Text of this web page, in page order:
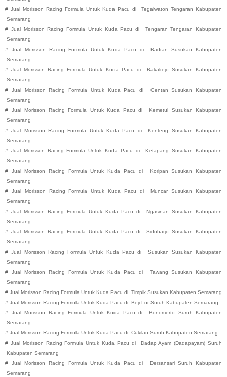
# Jual Morisson Racing Formula Untuk Kuda Pacu di Tegalwaton Tengaran
Kabupaten
Semarang
# Jual Morisson Racing Formula Untuk Kuda Pacu di Tengaran Tengaran
Kabupaten
Semarang
#
Jual Morisson Racing Formula Untuk Kuda Pacu di Badran Susukan
Kabupaten
Semarang
# Jual Morisson Racing Formula Untuk Kuda Pacu di Bakalrejo Susukan
Kabupaten
Semarang
#
Jual Morisson Racing Formula Untuk Kuda Pacu di Gentan Susukan
Kabupaten
Semarang
#
Jual Morisson Racing Formula Untuk Kuda Pacu di Kemetul Susukan
Kabupaten
Semarang
# Jual Morisson Racing Formula Untuk Kuda Pacu di Kenteng Susukan
Kabupaten
Semarang
# Jual Morisson Racing Formula Untuk Kuda Pacu di Ketapang Susukan
Kabupaten
Semarang
#
Jual Morisson Racing Formula Untuk Kuda Pacu di Koripan Susukan
Kabupaten
Semarang
#
Jual Morisson Racing Formula Untuk Kuda Pacu di Muncar Susukan
Kabupaten
Semarang
# Jual Morisson Racing Formula Untuk Kuda Pacu di Ngasinan Susukan
Kabupaten
Semarang
# Jual Morisson Racing Formula Untuk Kuda Pacu di Sidoharjo Susukan
Kabupaten
Semarang
# Jual Morisson Racing Formula Untuk Kuda Pacu di Susukan Susukan
Kabupaten
Semarang
#
Jual Morisson Racing Formula Untuk Kuda Pacu di Tawang Susukan
Kabupaten
Semarang
# Jual Morisson Racing Formula Untuk Kuda Pacu di Timpik Susukan Kabupaten Semarang
# Jual Morisson Racing Formula Untuk Kuda Pacu di Beji Lor Suruh Kabupaten Semarang
#
Jual Morisson Racing Formula Untuk Kuda Pacu di Bonomerto Suruh
Kabupaten
Semarang
# Jual Morisson Racing Formula Untuk Kuda Pacu di Cukilan Suruh Kabupaten Semarang
# Jual Morisson Racing Formula Untuk Kuda Pacu di Dadap Ayam (Dadapayam) Suruh
Kabupaten Semarang
#
Jual Morisson Racing Formula Untuk Kuda Pacu di Dersansari Suruh
Kabupaten
Semarang